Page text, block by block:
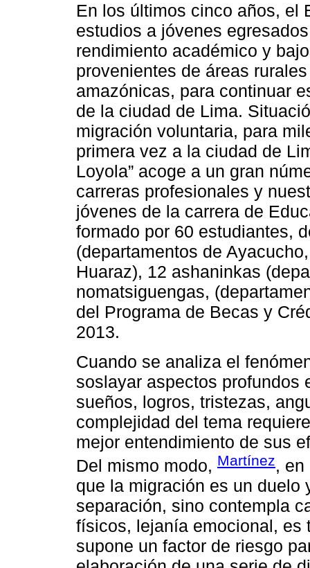
En los últimos cinco años, el
estudios a jóvenes
rendimiento académico y
provenientes de áreas
amazónicas, para continuar
de la ciudad de Lima.
migración voluntaria, para
primera vez a la ciudad de
Loyola” acoge a un gran
carreras profesionales y
jóvenes de la carrera de
formado por 60 estudiantes,
(departamentos de
Huaraz), 12 ashaninkas
nomatsiguengas,
del Programa de Becas y
2013.
Cuando se analiza el
soslayar aspectos profundos
sueños, logros, tristezas,
complejidad del tema
mejor entendimiento de sus
Del mismo modo, Martínez, en
que la migración es un duelo
separación, sino contempla
físicos, lejanía emocional, es
supone un factor de riesgo